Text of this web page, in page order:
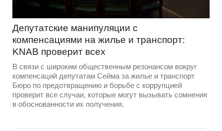
Депутатские манипуляции с
компенсациями на жилье и транспорт:
KNAB проверит всех
В связи с широким общественным резонансом вокруг
компенсаций депутатам Сейма за жилье и транспорт
Бюро по предотвращению и борьбе с коррупцией
проверит все случаи, которые могут вызывать сомнения
в обоснованности их получения.